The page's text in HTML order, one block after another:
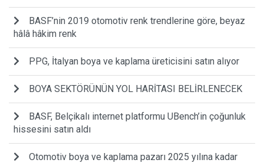
BASF’nin 2019 otomotiv renk trendlerine göre, beyaz
hâlâ hâkim renk
PPG, İtalyan boya ve kaplama üreticisini satın alıyor
BOYA SEKTÖRÜNÜN YOL HARİTASI BELİRLENECEK
BASF, Belçikalı internet platformu UBench’in çoğunluk
hissesini satın aldı
Otomotiv boya ve kaplama pazarı 2025 yılına kadar